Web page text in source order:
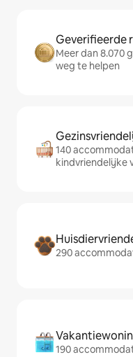
Geverifieerde
Meer dan 8.070
weg te helpen
140
kindvriendelijke
290
190